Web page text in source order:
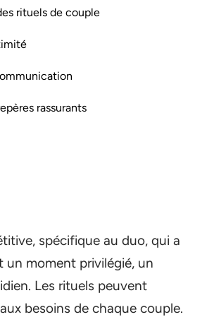
rituels de couple
rassurants
spécifique au duo, qui a
un moment privilégié, un
Les rituels peuvent
besoins de chaque couple.